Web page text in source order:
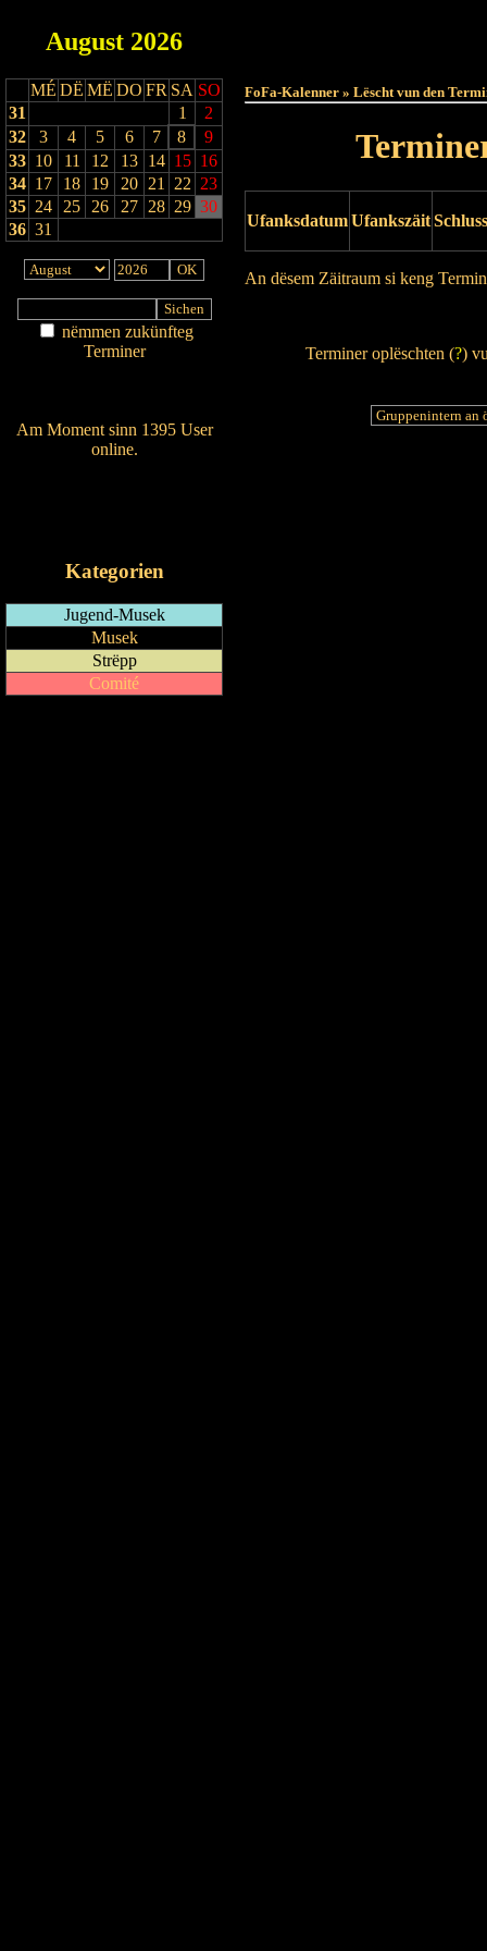
August 2026
MÉ DË MË DO FR SA SO
31
1
2
32
3 4 5 6 7 8
9
33 10 11 12 13 14 15 16
34 17 18 19 20 21 22 23
35 24 25 26 27 28 29 30
36 31
nëmmen zukünfteg
Terminer
Am Moment sinn 1395 User
online.
Kategorien
Jugend-Musek
Musek
Strëpp
Comité
FoFa-Kalenner » Lëscht vun den
UfanksdatumUfankszäit
An dësem Zäitraum si keng
Terminer oplëschten (?)